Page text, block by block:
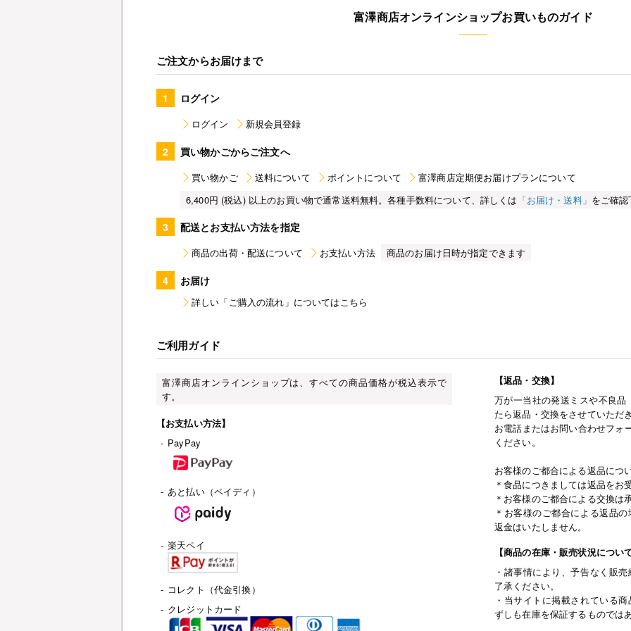
富澤商店オンラインショップお買いものガイド
ご注文からお届けまで
1 ログイン
ログイン 新規会員登録
2 買い物かごからご注文へ
買い物かご 送料について ポイントについて
富澤商店定期便お届けプランについて
6,400円 (税込) 以上のお買い物で通常送料無料。各種手数料について、詳しくは 「お届け・送料」 をご確
3 配送とお支払い方法を指定
商品の出荷・配送について お支払い方法 商品のお届け日時が指定できます
4 お届け
詳しい「ご購入の流れ」についてはこちら
ご利用ガイド
富澤商店オンラインショップは、すべての商品価格が税込表示で
す。
【お支払い方法】
- PayPay
- あと払い（ペイディ）
- 楽天ペイ
- コレクト（代金引換）
- クレジットカード
【返品・交換】
万が一当社の発送ミスや不良
たら返品・交換をさせていただ
お電話またはお問い合わせフォ
ください。
お客様のご都合による返品につ
＊食品につきましては返品をお
＊お客様のご都合による交換は
＊お客様のご都合による返品
返金はいたしません。
【商品の在庫・販売状況につい
・諸事情により、予告なく販
了承ください。
・当サイトに掲載されている
ずしも在庫を保証するものでは